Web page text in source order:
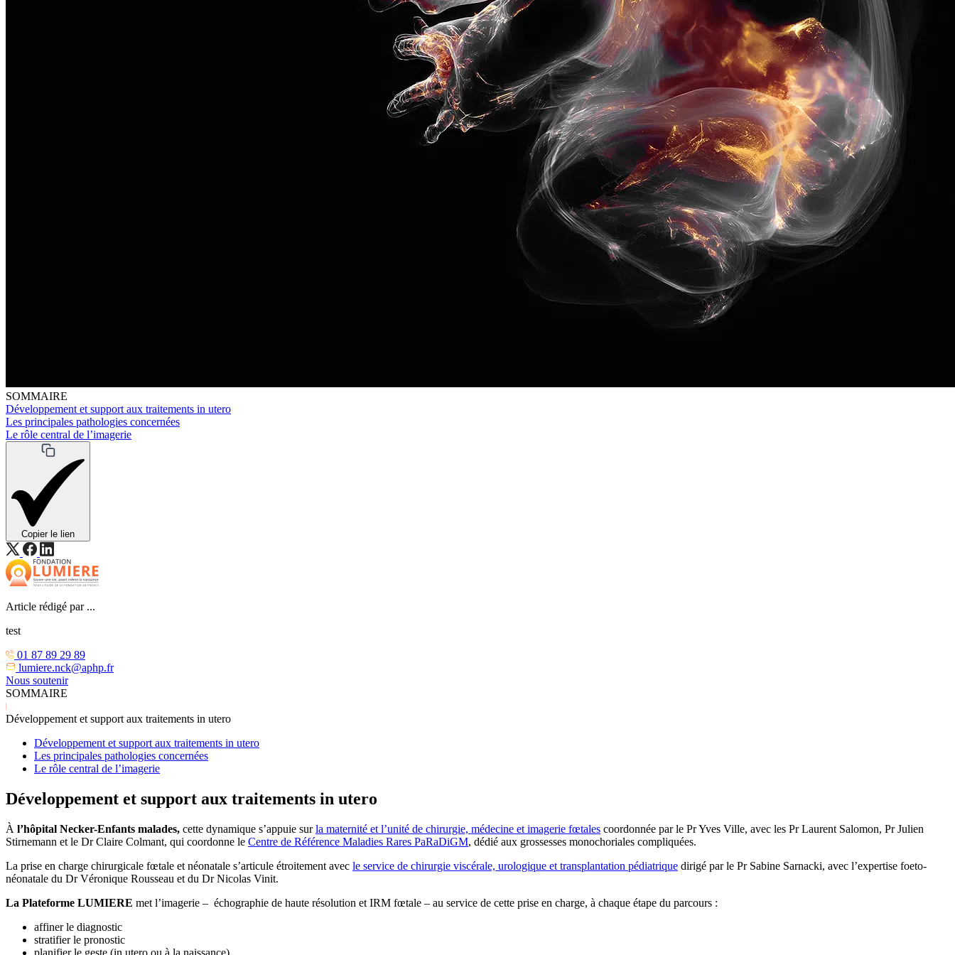
SOMMAIRE
Développement et support aux traitements in utero
Les principales pathologies concernées
Le rôle central de l’imagerie
Copier le lien
Article rédigé par ...
test
01 87 89 29 89
lumiere.nck@aphp.fr
Nous soutenir
SOMMAIRE
Développement et support aux traitements in utero
Développement et support aux traitements in utero
Les principales pathologies concernées
Le rôle central de l’imagerie
Développement et support aux traitements in utero
À l’hôpital Necker-Enfants malades, cette dynamique s’appuie surla maternité et l’unité de chirurgie, médecine et imagerie fœtales coordonnée par le Pr Yves Ville, avec les Pr Laurent Salomon, Pr Julien
Stirnemann et le Dr Claire Colmant, qui coordonne le Centre de Référence Maladies Rares PaRaDiGM, dédié aux grossesses monochoriales compliquées.
La prise en charge chirurgicale fœtale et néonatale s’articule étroitement avec le service de chirurgie viscérale, urologique et transplantation pédiatrique dirigé par le Pr Sabine Sarnacki, avec l’expertise foeto-
néonatale du Dr Véronique Rousseau et du Dr Nicolas Vinit.
La Plateforme LUMIERE met l’imagerie – échographie de haute résolution et IRM fœtale – au service de cette prise en charge, à chaque étape du parcours :
affiner le diagnostic
stratifier le pronostic
planifier le geste (in utero ou à la naissance)